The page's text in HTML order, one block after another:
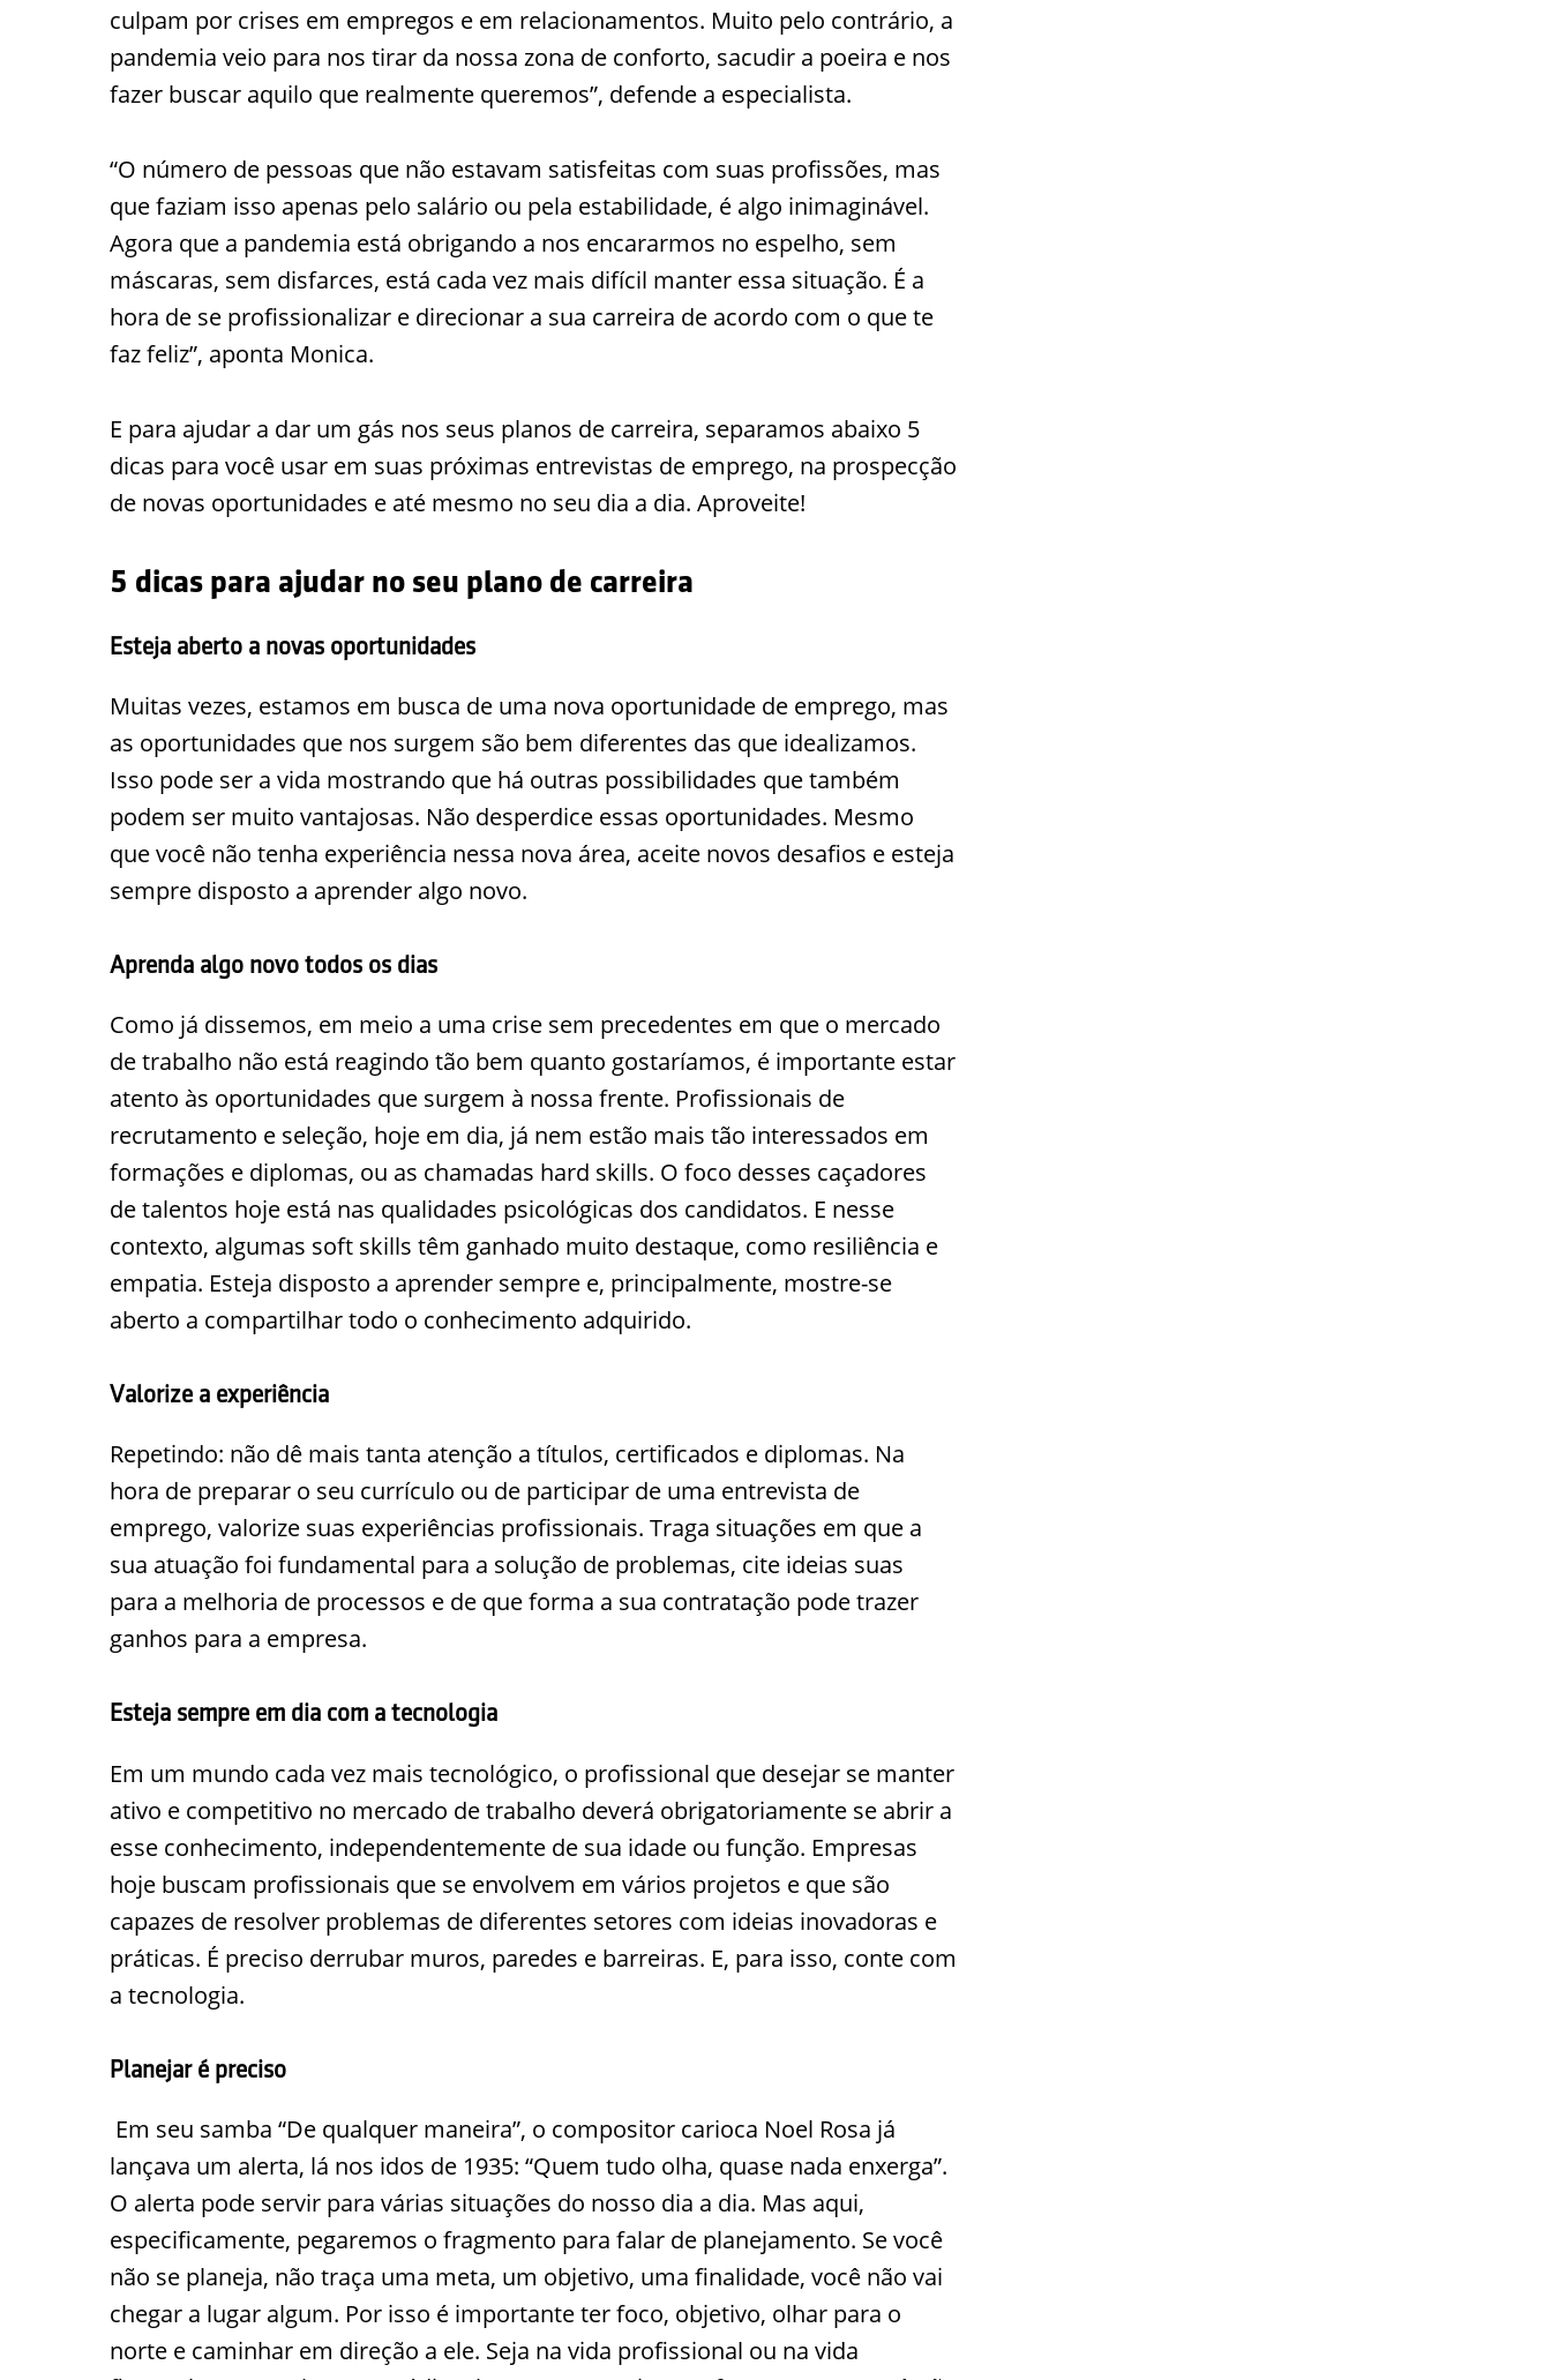
culpam por crises em empregos e em relacionamentos. Muito pelo contrário, a
pandemia veio para nos tirar da nossa zona de conforto, sacudir a poeira e nos
fazer buscar aquilo que realmente queremos”, defende a especialista.
“O número de pessoas que não estavam satisfeitas com suas profissões, mas
que faziam isso apenas pelo salário ou pela estabilidade, é algo inimaginável.
Agora que a pandemia está obrigando a nos encararmos no espelho, sem
máscaras, sem disfarces, está cada vez mais difícil manter essa situação. É a
hora de se profissionalizar e direcionar a sua carreira de acordo com o que te
faz feliz”, aponta Monica.
E para ajudar a dar um gás nos seus planos de carreira, separamos abaixo 5
dicas para você usar em suas próximas entrevistas de emprego, na prospecção
de novas oportunidades e até mesmo no seu dia a dia. Aproveite!
5 dicas para ajudar no seu plano de carreira
Esteja aberto a novas oportunidades
Muitas vezes, estamos em busca de uma nova oportunidade de emprego, mas
as oportunidades que nos surgem são bem diferentes das que idealizamos.
Isso pode ser a vida mostrando que há outras possibilidades que também
podem ser muito vantajosas. Não desperdice essas oportunidades. Mesmo
que você não tenha experiência nessa nova área, aceite novos desafios e esteja
sempre disposto a aprender algo novo.
Aprenda algo novo todos os dias
Como já dissemos, em meio a uma crise sem precedentes em que o mercado
de trabalho não está reagindo tão bem quanto gostaríamos, é importante estar
atento às oportunidades que surgem à nossa frente. Profissionais de
recrutamento e seleção, hoje em dia, já nem estão mais tão interessados em
formações e diplomas, ou as chamadas hard skills. O foco desses caçadores
de talentos hoje está nas qualidades psicológicas dos candidatos. E nesse
contexto, algumas soft skills têm ganhado muito destaque, como resiliência e
empatia. Esteja disposto a aprender sempre e, principalmente, mostre-se
aberto a compartilhar todo o conhecimento adquirido.
Valorize a experiência
Repetindo: não dê mais tanta atenção a títulos, certificados e diplomas. Na
hora de preparar o seu currículo ou de participar de uma entrevista de
emprego, valorize suas experiências profissionais. Traga situações em que a
sua atuação foi fundamental para a solução de problemas, cite ideias suas
para a melhoria de processos e de que forma a sua contratação pode trazer
ganhos para a empresa.
Esteja sempre em dia com a tecnologia
Em um mundo cada vez mais tecnológico, o profissional que desejar se manter
ativo e competitivo no mercado de trabalho deverá obrigatoriamente se abrir a
esse conhecimento, independentemente de sua idade ou função. Empresas
hoje buscam profissionais que se envolvem em vários projetos e que são
capazes de resolver problemas de diferentes setores com ideias inovadoras e
práticas. É preciso derrubar muros, paredes e barreiras. E, para isso, conte com
a tecnologia.
Planejar é preciso
Em seu samba “De qualquer maneira”, o compositor carioca Noel Rosa já
lançava um alerta, lá nos idos de 1935: “Quem tudo olha, quase nada enxerga”.
O alerta pode servir para várias situações do nosso dia a dia. Mas aqui,
especificamente, pegaremos o fragmento para falar de planejamento. Se você
não se planeja, não traça uma meta, um objetivo, uma finalidade, você não vai
chegar a lugar algum. Por isso é importante ter foco, objetivo, olhar para o
norte e caminhar em direção a ele. Seja na vida profissional ou na vida